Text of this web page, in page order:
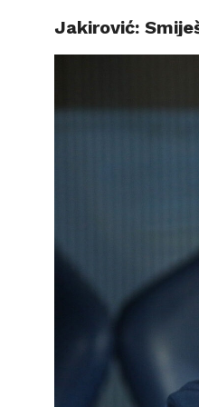
Jakirović: